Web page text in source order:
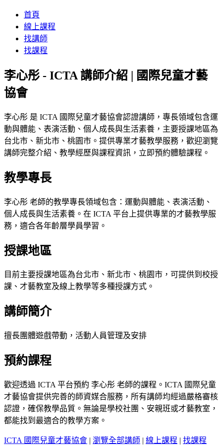
首頁
線上課程
找講師
找課程
李心彤 - ICTA 講師介紹 | 國際兒童才藝
協會
李心彤 是 ICTA 國際兒童才藝協會認證講師，專長領域包含運
動與體能、表演活動、個人成長與生活素養，主要授課地區為
台北市、新北市、桃園市。提供專業才藝教學服務，歡迎瀏覽
講師完整介紹、教學經歷與課程資訊，立即預約體驗課程。
教學專長
李心彤 老師的教學專長領域包含：運動與體能、表演活動、
個人成長與生活素養。在 ICTA 平台上提供專業的才藝教學服
務，適合各年齡層學員學習。
授課地區
目前主要授課地區為台北市、新北市、桃園市，可提供到校授
課、才藝教室及線上教學等多種授課方式。
講師簡介
擅長團體遊戲帶動，活動人員管理及安排
預約課程
歡迎透過 ICTA 平台預約 李心彤 老師的課程。ICTA 國際兒童
才藝協會提供完善的師資媒合服務，所有講師均經過嚴格審核
認證，確保教學品質。無論是學校社團、安親班或才藝教室，
都能找到最適合的教學方案。
ICTA 國際兒童才藝協會 | 瀏覽全部講師 | 線上課程 | 找課程